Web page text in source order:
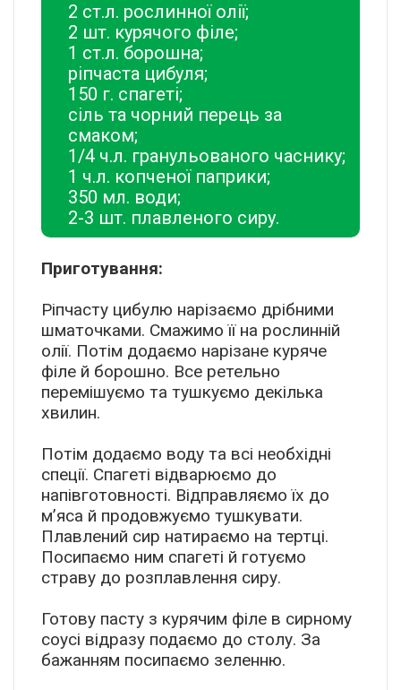
2 ст.л. рослинної олії;
2 шт. курячого філе;
1 ст.л. борошна;
ріпчаста цибуля;
150 г. спагеті;
сіль та чорний перець за
смаком;
1/4 ч.л. гранульованого часнику;
1 ч.л. копченої паприки;
350 мл. води;
2-3 шт. плавленого сиру.
Приготування:
Ріпчасту цибулю нарізаємо дрібними
шматочками. Смажимо її на рослинній
олії. Потім додаємо нарізане куряче
філе й борошно. Все ретельно
перемішуємо та тушкуємо декілька
хвилин.
Потім додаємо воду та всі необхідні
спеції. Спагеті відварюємо до
напівготовності. Відправляємо їх до
м’яса й продовжуємо тушкувати.
Плавлений сир натираємо на тертці.
Посипаємо ним спагеті й готуємо
страву до розплавлення сиру.
Готову пасту з курячим філе в сирному
соусі відразу подаємо до столу. За
бажанням посипаємо зеленню.